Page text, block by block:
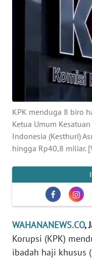
KPK menduga 8 biro
Ketua Umum
Indonesia (Kesthuri)
hingga Rp40,8 miliar.
WAHANANEWS.CO,
Korupsi (KPK)
ibadah haji khusus
INTERNASIONAL
SERBA-SERBI
PENDIDIKAN
Informasi